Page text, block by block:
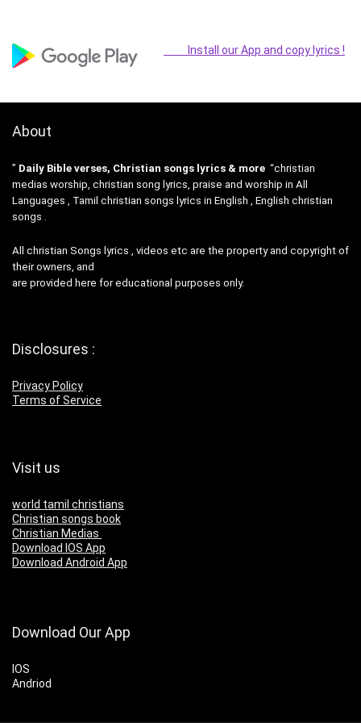
Install our App and copy lyrics !
About
” Daily Bible verses, Christian songs lyrics & more “christian
medias worship, christian song lyrics, praise and worship in All
Languages , Tamil christian songs lyrics in English , English christian
songs .
All christian Songs lyrics , videos etc are the property and copyright of
their owners, and
are provided here for educational purposes only.
Disclosures :
Privacy Policy
Terms of Service
Visit us
world tamil christians
Christian songs book
Christian Medias
Download IOS App
Download Android App
Download Our App
IOS
Andriod